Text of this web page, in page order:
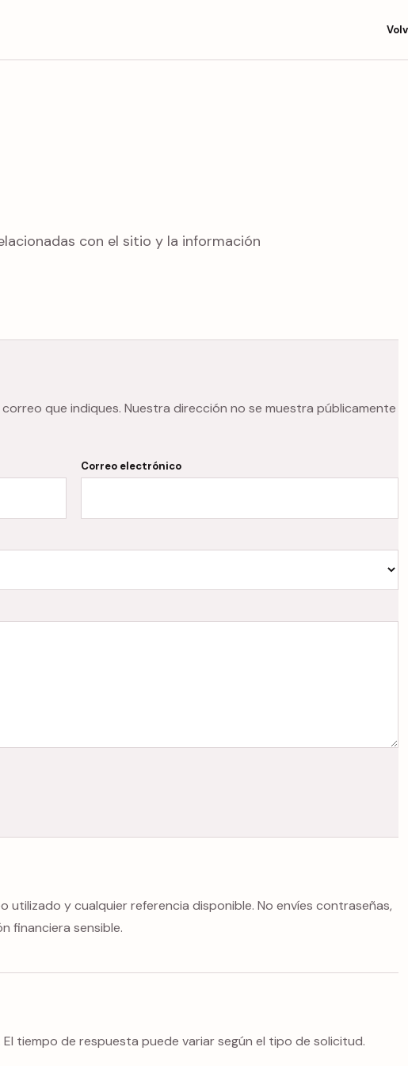
con el sitio y la información
que indiques. Nuestra dirección no se muestra públicamente
Correo electrónico
utilizado y cualquier referencia disponible. No envíes contraseñas,
financiera sensible.
tiempo de respuesta puede variar según el tipo de solicitud.